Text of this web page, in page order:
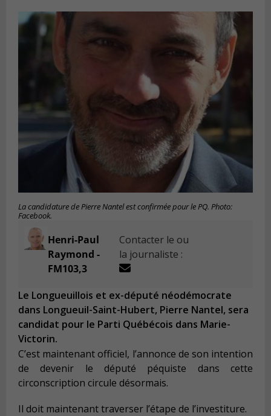
La candidature de Pierre Nantel est confirmée pour le PQ. Photo:
Facebook.
Henri-Paul
Raymond -
FM103,3
Contacter le ou
la journaliste :
Le Longueuillois et ex-député néodémocrate
dans Longueuil-Saint-Hubert, Pierre Nantel, sera
candidat pour le Parti Québécois dans Marie-
Victorin.
C’est maintenant officiel, l’annonce de son intention
de devenir le député péquiste dans cette
circonscription circule désormais.
Il doit maintenant traverser l’étape de l’investiture.